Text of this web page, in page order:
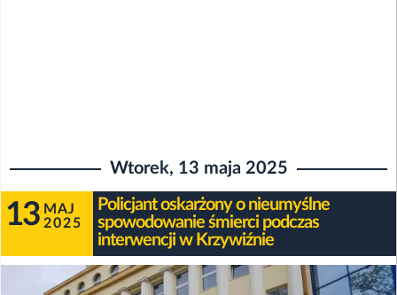
Wtorek, 13 maja 2025
13 MAJ
2025
Policjant oskarżony o nieumyślne
spowodowanie śmierci podczas
interwencji w Krzywiźnie